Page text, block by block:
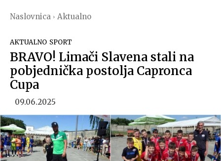
Naslovnica Aktualno
AKTUALNO SPORT
BRAVO! Limači Slavena stali na
pobjednička postolja Capronca
Cupa
09.06.2025